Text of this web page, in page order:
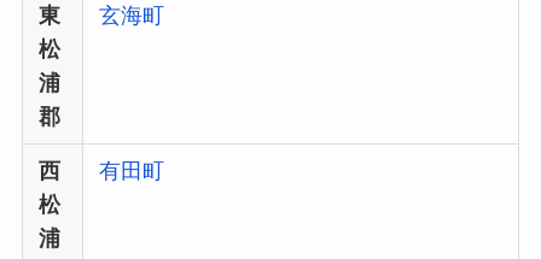
東
松
浦
郡
玄海町
西
松
浦
有田町